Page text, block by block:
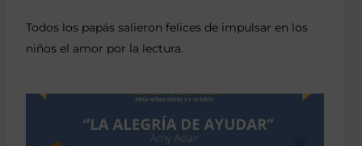
Todos los papás salieron felices de impulsar en los
niños el amor por la lectura.